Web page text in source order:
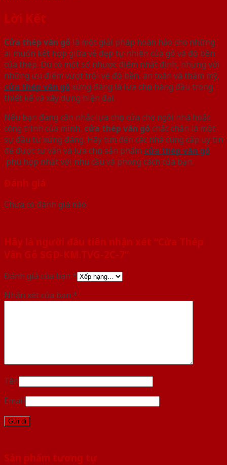
Lời Kết
Cửa thép vân gỗ là một giải pháp hoàn hảo cho những
ai muốn kết hợp giữa vẻ đẹp tự nhiên của gỗ và độ bền
của thép. Dù có một số nhược điểm nhất định, nhưng với
những ưu điểm vượt trội về độ bền, an toàn và thẩm mỹ,
cửa thép vân gỗxứng đáng là lựa chọn hàng đầu trong
thiết kế và xây dựng hiện đại.
Nếu bạn đang cân nhắc lựa chọn cửa cho ngôi nhà hoặc
công trình của mình, cửa thép vân gỗ chắc chắn là một
sự đầu tư xứng đáng. Hãy tìm đến các nhà cung cấp uy tín
để được tư vấn và lựa chọn sản phẩm cửa thép vân gỗ
phù hợp nhất với nhu cầu và phong cách của bạn.
Đánh giá
Chưa có đánh giá nào.
Hãy là người đầu tiên nhận xét “Cửa Thép
Vân Gỗ SGD-KM.TVG-2C-7”
Đánh giá của bạn *
Nhận xét của bạn *
Tên
Email
Sản phẩm tương tự